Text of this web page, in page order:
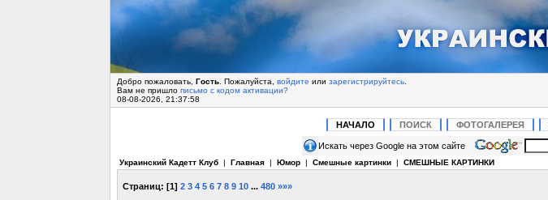
Добро пожаловать, Гость. Пожалуйста, войдите или зарегистрируйтесь.
Вам не пришло письмо с кодом активации?
08-08-2026, 21:37:58
НАЧАЛО ПОИСК ФОТОГАЛЕРЕЯ
Искать через Google на этом сайте
Украинский Кадетт Клуб| Главная| Юмор| Смешные картинки| СМЕШНЫЕ КАРТИНКИ
Страниц: [1] 2 3 4 5 6 7 8 9 10 ... 480 »»»